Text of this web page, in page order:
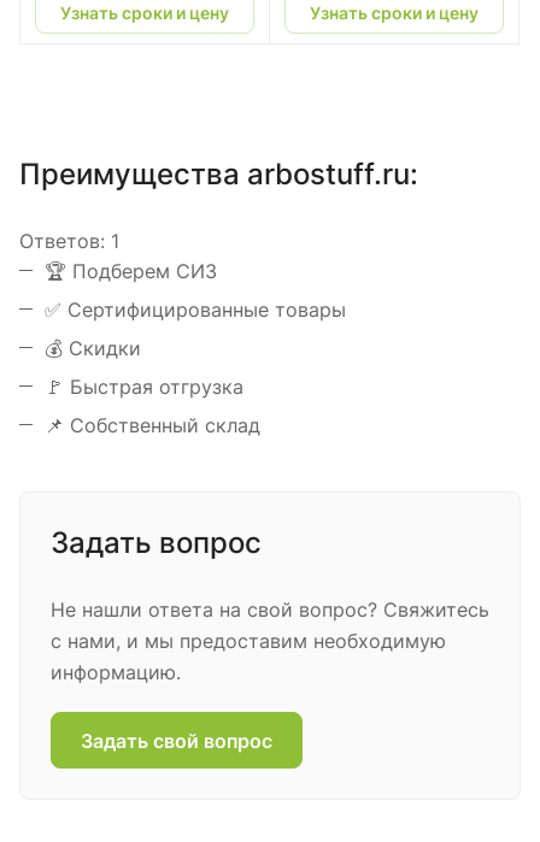
Узнать сроки и цену Узнать сроки и цену
Преимущества arbostuff.ru:
Ответов: 1
️🏆 Подберем СИЗ
✅ Сертифицированные товары
💰 Скидки
🚩 Быстрая отгрузка
📌 Собственный склад
Задать вопрос
Не нашли ответа на свой вопрос? Свяжитесь
с нами, и мы предоставим необходимую
информацию.
Задать свой вопрос